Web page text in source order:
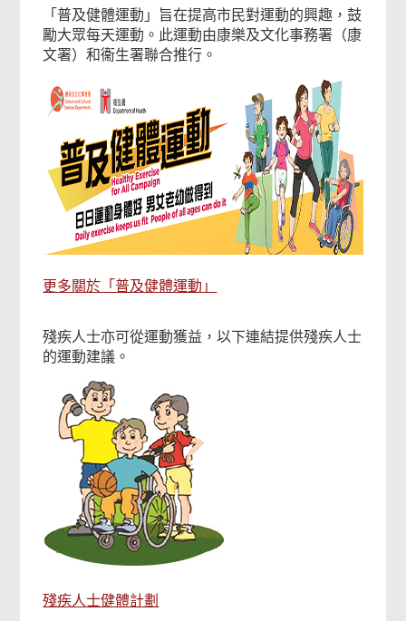
「普及健體運動」旨在提高市民對運動的興趣，鼓
勵大眾每天運動。此運動由康樂及文化事務署（康
文署）和衞生署聯合推行。
更多關於「普及健體運動」
殘疾人士亦可從運動獲益，以下連結提供殘疾人士
的運動建議。
殘疾人士健體計劃